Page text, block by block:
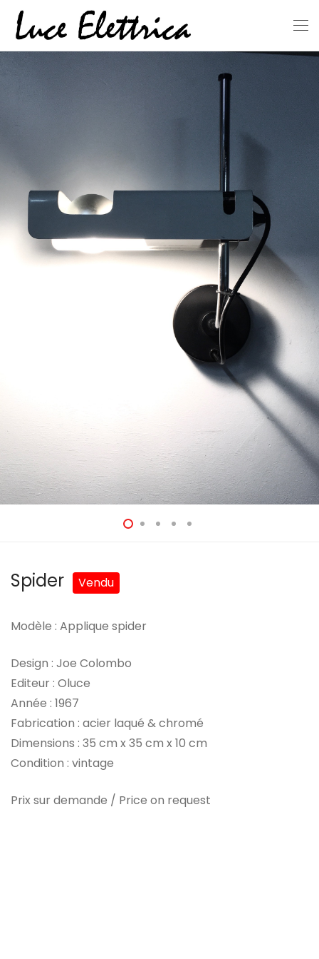
Spider
Modèle : Applique spider
Design : Joe Colombo
Editeur : Oluce
Année : 1967
Fabrication : acier laqué & chromé
Dimensions : 35 cm x 35 cm x 10 cm
Condition : vintage
Prix sur demande / Price on request